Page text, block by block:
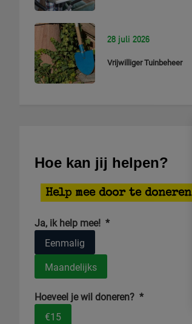
28 juli 2026
Vrijwilliger Tuinbeheer
Hoe kan jij helpen?
Help mee door te doneren
Ja, ik help mee! *
Eenmalig
Maandelijks
Hoeveel je wil doneren? *
€15